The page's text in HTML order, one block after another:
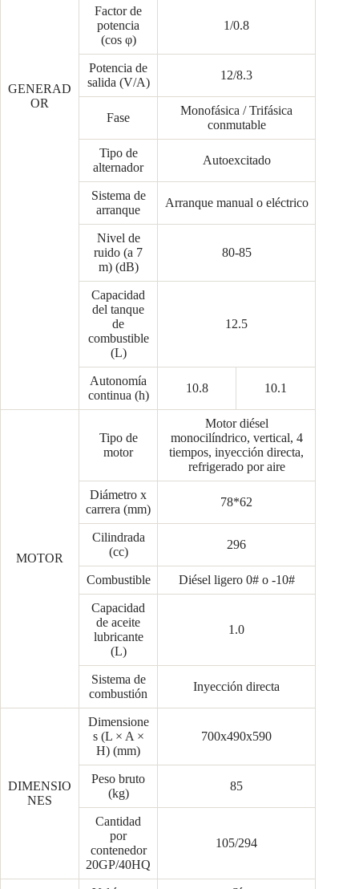
GENERAD
OR
Factor de
potencia
(cos φ)
1/0.8
Potencia de
salida (V/A)
12/8.3
Fase
Monofásica / Trifásica
conmutable
Tipo de
alternador
Autoexcitado
Sistema de
arranque
Arranque manual o eléctrico
Nivel de
ruido (a 7
m) (dB)
80-85
Capacidad
del tanque
de
combustible
(L)
12.5
Autonomía
continua (h)
10.8 10.1
MOTOR
Tipo de
motor
Motor diésel
monocilíndrico, vertical, 4
tiempos, inyección directa,
refrigerado por aire
Diámetro x
carrera (mm)
78*62
Cilindrada
(cc)
296
Combustible Diésel ligero 0# o -10#
Capacidad
de aceite
lubricante
(L)
1.0
Sistema de
combustión
Inyección directa
DIMENSIO
NES
Dimensione
s (L × A ×
H) (mm)
700x490x590
Peso bruto
(kg)
85
Cantidad
por
contenedor
20GP/40HQ
105/294